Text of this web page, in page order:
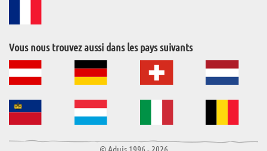
Vous nous trouvez aussi dans les pays suivants
© Aduis 1996 - 2026